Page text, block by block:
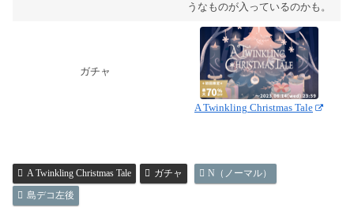
うなものが入っているのかも。
ガチャ
A Twinkling Christmas Tale
A Twinkling Christmas Tale ガチャ
N（ノーマル）
島デコ左後